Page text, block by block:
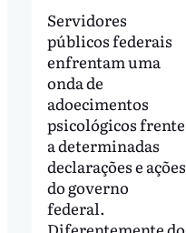
Servidores
públicos federais
enfrentam uma
onda de
adoecimentos
psicológicos frente
a determinadas
declarações e ações
do governo
federal.
Diferentemente do